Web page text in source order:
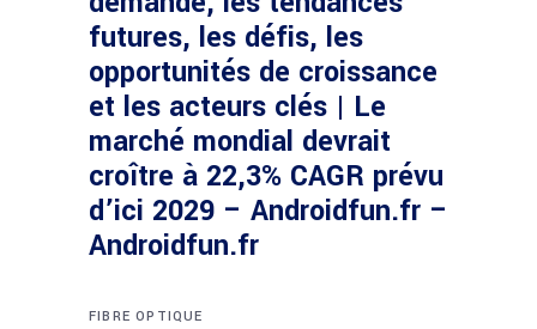
futures, les défis, les
opportunités de croissance
et les acteurs clés | Le
marché mondial devrait
croître à 22,3% CAGR prévu
d’ici 2029 – Androidfun.fr –
Androidfun.fr
FIBRE OPTIQUE